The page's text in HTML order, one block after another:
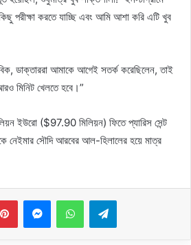
পরীক্ষা করতে যাচ্ছি এবং আমি আশা করি এটি খুব
ডাক্তাররা আমাকে আগেই সতর্ক করেছিলেন, তাই
মিনিট খেলতে হবে।”
ইউরো ($97.90 মিলিয়ন) ফিতে প্যারিস সেন্ট
নেইমার সৌদি আরবের আল-হিলালের হয়ে মাত্র
MessengerWhatsAppTelegram